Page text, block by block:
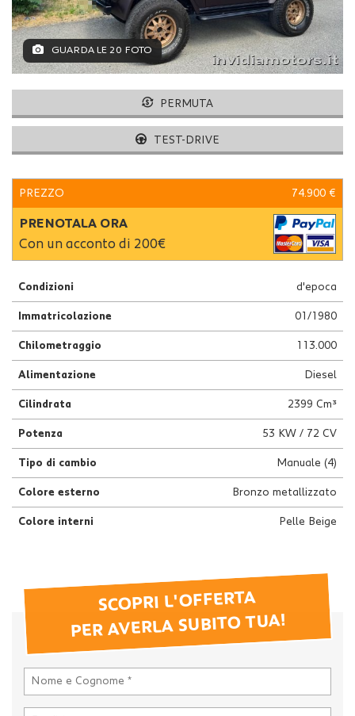
GUARDA LE 20 FOTO
PERMUTA
TEST-DRIVE
PREZZO 74.900 €
PRENOTALA ORA
Con un acconto di 200€
Condizioni d'epoca
Immatricolazione 01/1980
Chilometraggio 113.000
Alimentazione Diesel
Cilindrata 2399 Cm³
Potenza 53 KW / 72 CV
Tipo di cambio Manuale (4)
Colore esterno Bronzo metallizzato
Colore interni Pelle Beige
SCOPRI L'OFFERTA
PER AVERLA SUBITO TUA!